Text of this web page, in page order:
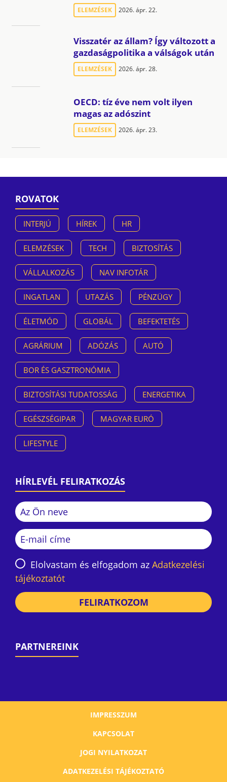
ELEMZÉSEK 2026. ápr. 22.
Visszatér az állam? Így változott a
gazdaságpolitika a válságok után
ELEMZÉSEK 2026. ápr. 28.
OECD: tíz éve nem volt ilyen
magas az adószint
ELEMZÉSEK 2026. ápr. 23.
ROVATOK
INTERJÚ HÍREK HR
ELEMZÉSEK TECH BIZTOSÍTÁS
VÁLLALKOZÁS NAV INFOTÁR
INGATLAN UTAZÁS PÉNZÜGY
ÉLETMÓD GLOBÁL BEFEKTETÉS
AGRÁRIUM ADÓZÁS AUTÓ
BOR ÉS GASZTRONÓMIA
BIZTOSÍTÁSI TUDATOSSÁG ENERGETIKA
EGÉSZSÉGIPAR MAGYAR EURÓ
LIFESTYLE
HÍRLEVÉL FELIRATKOZÁS
Elolvastam és elfogadom az Adatkezelési
tájékoztatót
FELIRATKOZOM
PARTNEREINK
IMPRESSZUM
KAPCSOLAT
JOGI NYILATKOZAT
ADATKEZELÉSI TÁJÉKOZTATÓ